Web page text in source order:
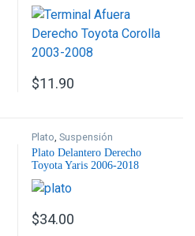
$11.90
Plato,Suspensión
Plato Delantero Derecho
Toyota Yaris 2006-2018
$34.00